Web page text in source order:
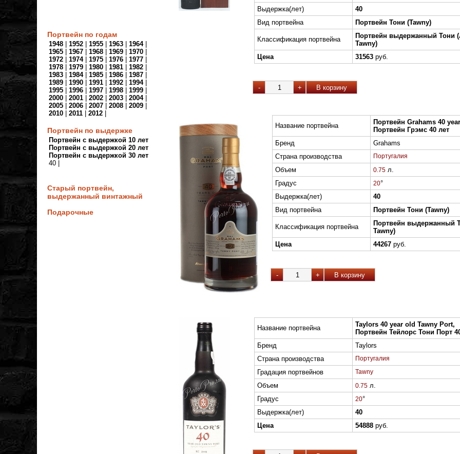
Портвейн по годам
1948 1952 1955 1963 1964|
1965
1967 1968 1969 1970
1972
1974| 1975 1976 1977
1978
1979 1980 1981 1982
1983
1984| 1985 1986 1987
1989
1990 1991 1992 1994|
1995
1996 1997 1998 1999
2000
2001 2002 2003 2004|
2005
2006 2007 2008 2009
2010
2011 2012
Портвейн по выдержке
Портвейн с выдержкой 10 лет
Портвейн с выдержкой 20 лет
Портвейн с выдержкой 30 лет
40 |
Старый портвейн,
выдержанный винтажный
Подарочные
Выдержка(лет)
40
Вид портвейна
Портвейн Тони (Tawny)
Классификация портвейна
Портвейн выдержанный Тони
Tawny)
Цена
31563 руб.
Название портвейна
Портвейн Grahams 40
Портвейн Грэмс 40 лет
Бренд
Grahams
Страна производства
Португалия
Объем 0.75 л.
Градус
20°
Выдержка(лет)
40
Вид портвейна
Портвейн Тони (Tawny)
Классификация портвейна
Портвейн выдержанный
Tawny)
Цена
44267 руб.
Название портвейна
Taylors 40 year old Tawny Port,
Портвейн Тейлорс Тони Порт
Бренд
Taylors
Страна производства
Португалия
Градация портвейнов Tawny
Объем 0.75 л.
Градус
20°
Выдержка(лет)
40
Цена
54888 руб.